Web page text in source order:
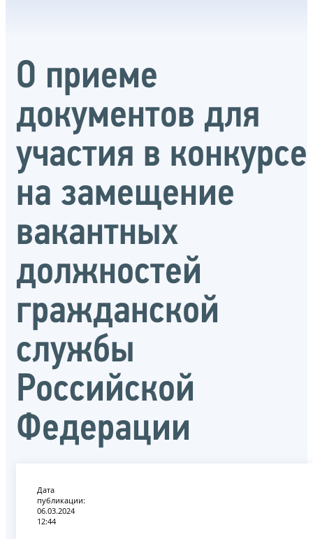
О приеме
документов для
участия в конкурсе
на замещение
вакантных
должностей
гражданской
службы
Российской
Федерации
Дата
публикации:
06.03.2024
12:44